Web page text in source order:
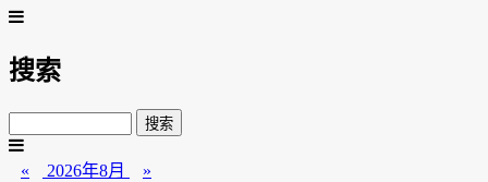
搜索
« 2026年8月 »